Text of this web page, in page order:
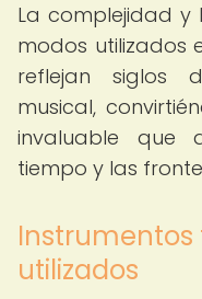
La complejidad y
modos utilizados
reflejan siglos
musical,
invaluable que
tiempo y las
utilizados